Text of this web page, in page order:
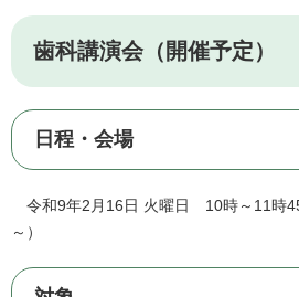
歯科講演会（開催予定）
日程・会場
令和9年2月16日 火曜日 10時～11時
～）